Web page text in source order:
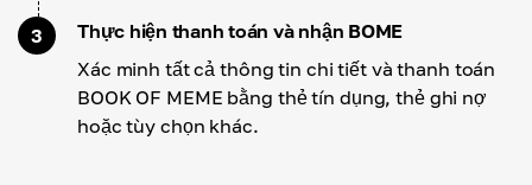
3
Thực hiện thanh toán và nhận BOME
Xác minh tất cả thông tin chi tiết và thanh toán
BOOK OF MEME bằng thẻ tín dụng, thẻ ghi nợ
hoặc tùy chọn khác.